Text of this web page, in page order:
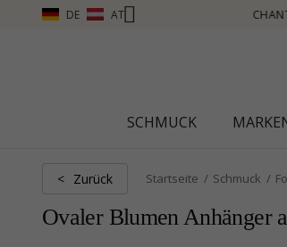
DE AT
SAMMELN, MEHR SEHEN – KLICKEN SIE HIER
SCHMUCK
< Zurück Startseite Schmuck
Ovaler Blumen Anhänger